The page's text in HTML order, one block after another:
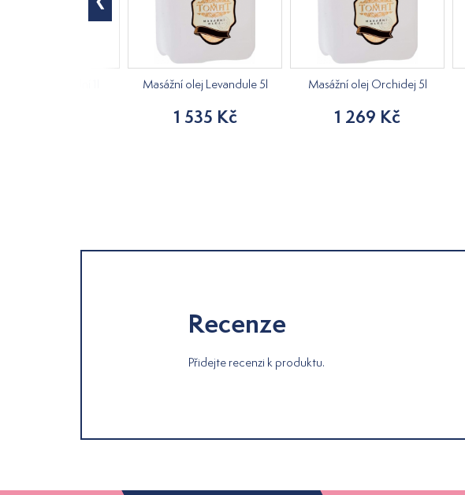
Masážní olej Levandule 5l
1 535 Kč
Masážní olej Orchidej 5l
1 269 Kč
Recenze
Přidejte recenzi k produktu.